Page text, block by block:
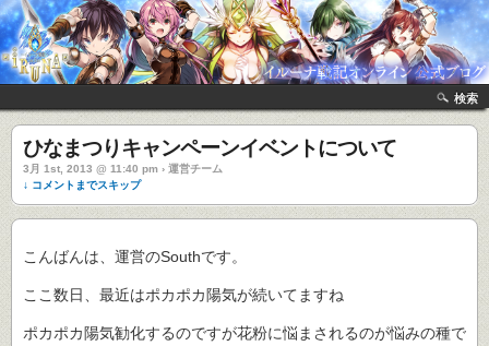
検索
ひなまつりキャンペーンイベントについて
3月 1st, 2013 @ 11:40 pm › 運営チーム
↓ コメントまでスキップ
こんばんは、運営のSouthです。
ここ数日、最近はポカポカ陽気が続いてますね
ポカポカ陽気勧化するのですが花粉に悩まされるのが悩みの種で